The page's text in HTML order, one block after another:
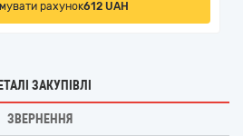
рахунок612 UAH
ЗАКУПІВЛІ
ЗВЕРНЕННЯ